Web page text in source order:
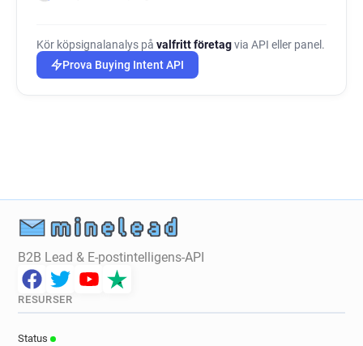
Kör köpsignalanalys på valfritt företagvia API eller panel.
Prova Buying Intent API
B2B Lead & E-postintelligens-API
RESURSER
Status